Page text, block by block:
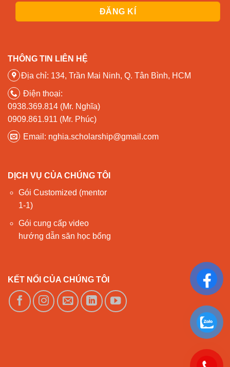
THÔNG TIN LIÊN HỆ
Địa chỉ: 134, Trần Mai Ninh, Q. Tân Bình, HCM
Điện thoại:
0938.369.814 (Mr. Nghĩa)
0909.861.911 (Mr. Phúc)
Email: nghia.scholarship@gmail.com
DỊCH VỤ CỦA CHÚNG TÔI
Gói Customized (mentor
1-1)
Gói cung cấp video
hướng dẫn săn học bổng
KẾT NỐI CỦA CHÚNG TÔI